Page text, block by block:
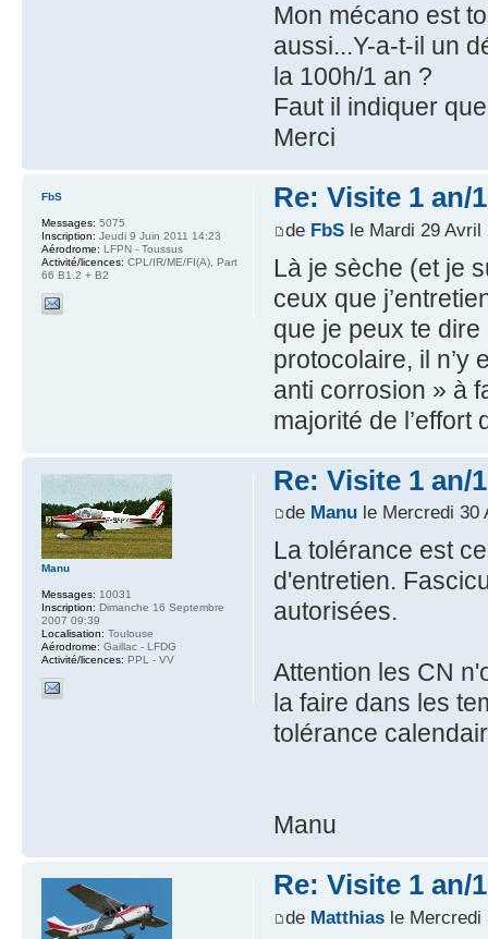
Mon mécano est
aussi...Y-a-t-il un
la 100h/1 an ?
Faut il indiquer
Merci
Re: Visite 1 an/
de FbSle Mardi 29 Avril
Là je sèche (et je
ceux que
que je peux te
protocolaire, il n’y
anti corrosion » à
majorité de
FbS
Messages: 5075
Inscription: Jeudi 9 Juin 2011 14:23
Aérodrome: LFPN - Toussus
Activité/licences: CPL/IR/ME/FI(A), Part
66 B1.2 + B2
Re: Visite 1 an/
de Manule Mercredi 30
La tolérance est
d'entretien.
autorisées.
Attention les CN
la faire dans les
tolérance
Manu
Manu
Messages: 10031
Inscription: Dimanche 16 Septembre
2007 09:39
Localisation: Toulouse
Aérodrome: Gaillac - LFDG
Activité/licences: PPL - VV
Re: Visite 1 an/
de Matthiasle Mercredi